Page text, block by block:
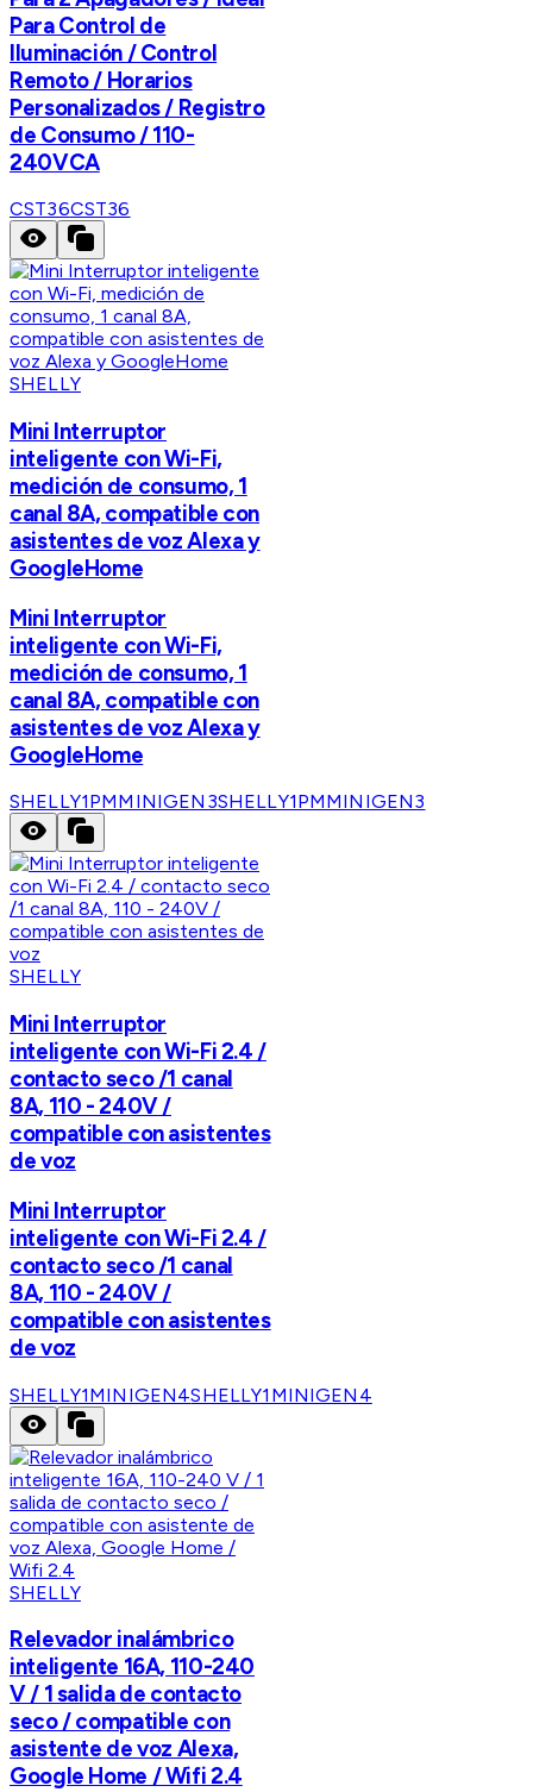
Para Control de
Iluminación / Control
Remoto / Horarios
Personalizados / Registro
de Consumo / 110-
240VCA
CST36CST36
SHELLY
Mini Interruptor
inteligente con Wi-Fi,
medición de consumo, 1
canal 8A, compatible con
asistentes de voz Alexa y
GoogleHome
Mini Interruptor
inteligente con Wi-Fi,
medición de consumo, 1
canal 8A, compatible con
asistentes de voz Alexa y
GoogleHome
SHELLY1PMMINIGEN3SHELLY1PMMINIGEN3
SHELLY
Mini Interruptor
inteligente con Wi-Fi 2.4 /
contacto seco /1 canal
8A, 110 - 240V /
compatible con asistentes
de voz
Mini Interruptor
inteligente con Wi-Fi 2.4 /
contacto seco /1 canal
8A, 110 - 240V /
compatible con asistentes
de voz
SHELLY1MINIGEN4SHELLY1MINIGEN4
SHELLY
Relevador inalámbrico
inteligente 16A, 110-240
V / 1 salida de contacto
seco / compatible con
asistente de voz Alexa,
Google Home / Wifi 2.4